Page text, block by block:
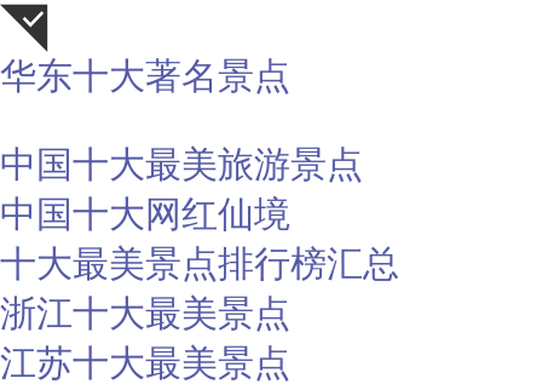
华东十大著名景点
中国十大最美旅游景点
中国十大网红仙境
十大最美景点排行榜汇总
浙江十大最美景点
江苏十大最美景点